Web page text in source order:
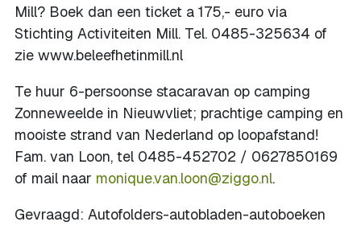
Mill? Boek dan een ticket a 175,- euro via
Stichting Activiteiten Mill. Tel. 0485-325634 of
zie www.beleefhetinmill.nl
Te huur 6-persoonse stacaravan op camping
Zonneweelde in Nieuwvliet; prachtige camping en
mooiste strand van Nederland op loopafstand!
Fam. van Loon, tel 0485-452702 / 0627850169
of mail naar monique.van.loon@ziggo.nl.
Gevraagd: Autofolders-autobladen-autoboeken